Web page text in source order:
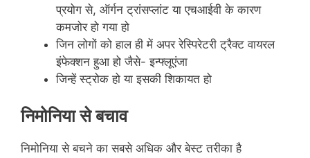
प्रयोग से, ऑर्गन ट्रांसप्लांट या एचआईवी के कारण
कमजोर हो गया हो
जिन लोगों को हाल ही में अपर रेस्पिरेटरी ट्रैक्ट वायरल
इंफेक्शन हुआ हो जैसे- इन्फ्लूएंजा
जिन्‍हें स्‍ट्रोक हो या इसकी शिकायत हो
निमोनिया से बचाव
निमोनिया से बचने का सबसे अधिक और बेस्ट तरीका है